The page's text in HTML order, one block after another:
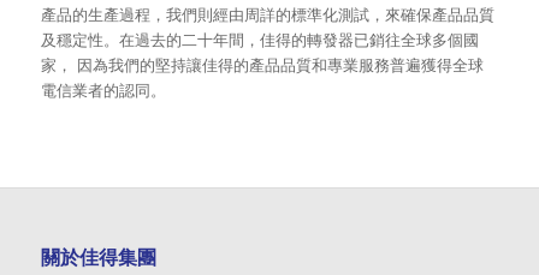
產品的生產過程，我們則經由周詳的標準化測試，來確保產品品質
及穩定性。在過去的二十年間，佳得的轉發器已銷往全球多個國
家， 因為我們的堅持讓佳得的產品品質和專業服務普遍獲得全球
電信業者的認同。
關於佳得集團